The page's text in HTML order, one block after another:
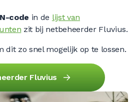
code in de lijst van
zit bij netbeheerder Fluvius.
dit zo snel mogelijk op te lossen.
Fluvius